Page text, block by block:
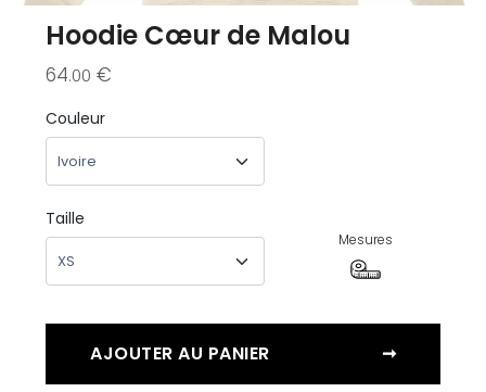
Hoodie Cœur de Malou
64.00 €
Couleur
Taille
Mesures
AJOUTER AU PANIER ➞